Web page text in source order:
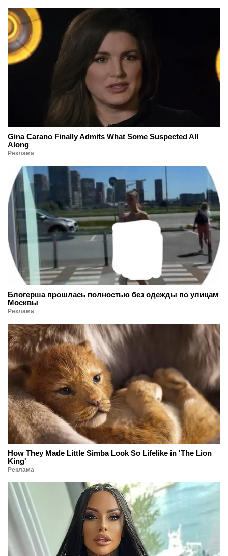
Gina Carano Finally Admits What Some Suspected All
Along
Реклама
Блогерша прошлась полностью без одежды по улицам
Москвы
Реклама
How They Made Little Simba Look So Lifelike in 'The Lion
King'
Реклама